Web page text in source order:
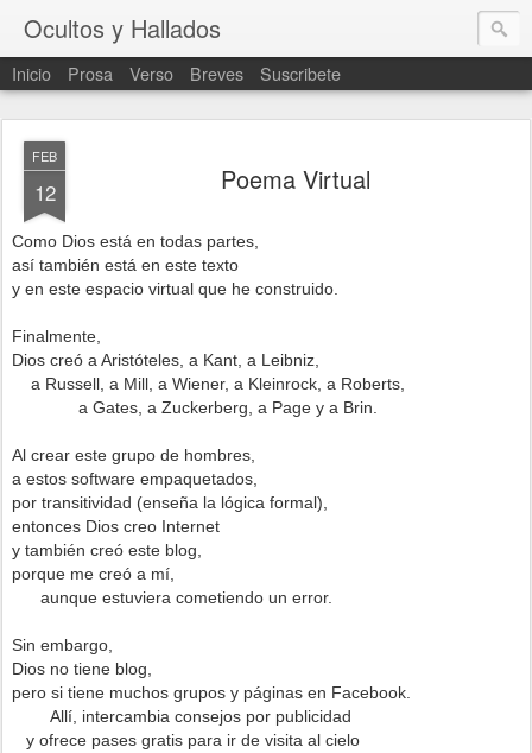
Ocultos y Hallados
Inicio Prosa Verso Breves Suscribete
FEB
12 Poema Virtual
Como Dios está en todas partes,
así también está en este texto
y en este espacio virtual que he construido.
Finalmente,
Dios creó a Aristóteles, a Kant, a Leibniz,
a Russell, a Mill, a Wiener, a Kleinrock, a Roberts,
a Gates, a Zuckerberg, a Page y a Brin.
Al crear este grupo de hombres,
a estos software empaquetados,
por transitividad (enseña la lógica formal),
entonces Dios creo Internet
y también creó este blog,
porque me creó a mí,
aunque estuviera cometiendo un error.
Sin embargo,
Dios no tiene blog,
pero si tiene muchos grupos y páginas en Facebook.
Allí, intercambia consejos por publicidad
y ofrece pases gratis para ir de visita al cielo